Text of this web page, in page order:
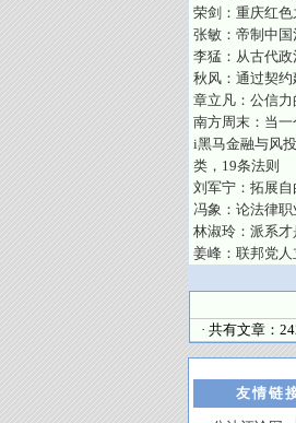
荣剑：重庆红色
张敏：帝制中
李猛：从古代
秋风：通过契约
章立凡：公信
南方周末：当一
i黑马金融与风
类，19条法则
刘军宁：拓展自
冯象：论法律
林淑玲：派系
姜峰：联邦党
· 共有文章：
友情链